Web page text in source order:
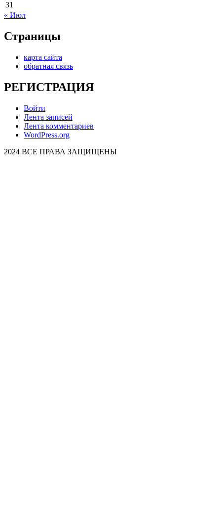
31
« Июл
Страницы
карта сайта
обратная связь
РЕГИСТРАЦИЯ
Войти
Лента записей
Лента комментариев
WordPress.org
2024 ВСЕ ПРАВА ЗАЩИЩЕНЫ